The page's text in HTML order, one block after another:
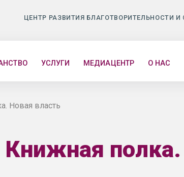
ЦЕНТР РАЗВИТИЯ БЛАГОТВОРИТЕЛЬНОСТИ
УСЛУГИ МЕДИАЦЕНТР О НАС
Новая власть
Книжная